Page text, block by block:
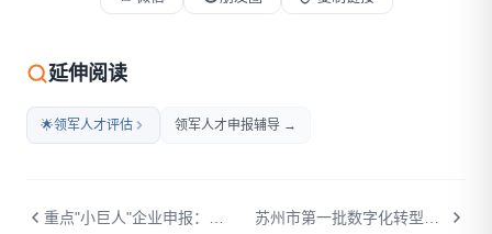
微信扫码打开本文
延伸阅读
🌟领军人才评估 领军人才申报辅导 →